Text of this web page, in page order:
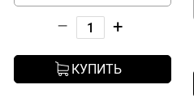
– +
КУПИТЬ